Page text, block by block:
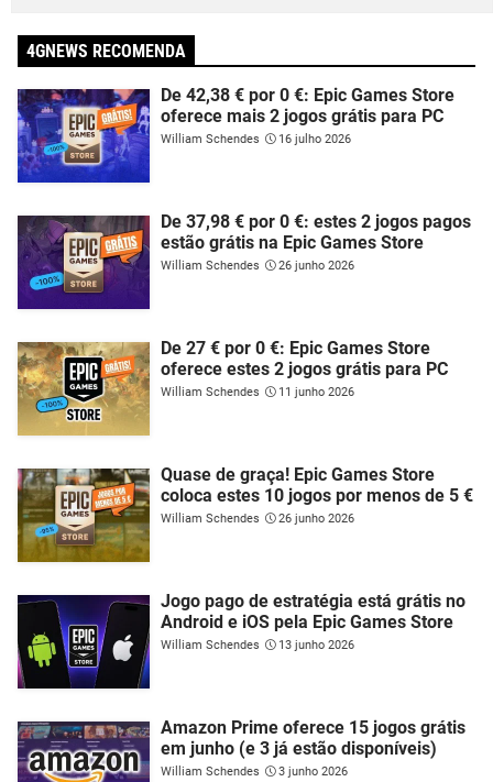
4GNEWS RECOMENDA
De 42,38 € por 0 €: Epic Games Store
oferece mais 2 jogos grátis para PC
William Schendes 16 julho 2026
De 37,98 € por 0 €: estes 2 jogos pagos
estão grátis na Epic Games Store
William Schendes 26 junho 2026
De 27 € por 0 €: Epic Games Store
oferece estes 2 jogos grátis para PC
William Schendes 11 junho 2026
Quase de graça! Epic Games Store
coloca estes 10 jogos por menos de 5 €
William Schendes 26 junho 2026
Jogo pago de estratégia está grátis no
Android e iOS pela Epic Games Store
William Schendes 13 junho 2026
Amazon Prime oferece 15 jogos grátis
em junho (e 3 já estão disponíveis)
William Schendes 3 junho 2026